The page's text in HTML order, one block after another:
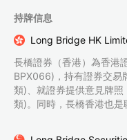
持牌信息
Long Bridge HK
長橋證券（香港）為香港
BPX066)，持有證券交易
類)、就證券提供意見牌
類)。同時，長橋香港也是